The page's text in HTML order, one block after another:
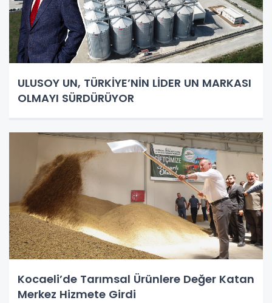
ULUSOY UN, TÜRKİYE’NİN LİDER UN MARKASI
OLMAYI SÜRDÜRÜYOR
Kocaeli’de Tarımsal Ürünlere Değer Katan
Merkez Hizmete Girdi